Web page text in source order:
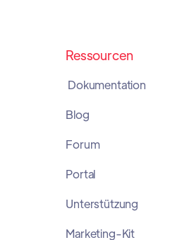
Ressourcen
Dokumentation
Blog
Forum
Portal
Unterstützung
Marketing-Kit